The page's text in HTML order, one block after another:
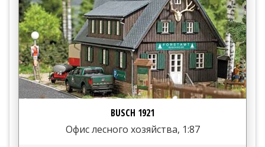
BUSCH 1921
Офис лесного хозяйства, 1:87